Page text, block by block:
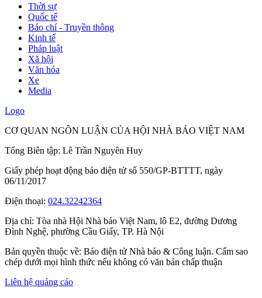
Thời sự
Quốc tế
Báo chí - Truyền thông
Kinh tế
Pháp luật
Xã hội
Văn hóa
Xe
Media
Logo
CƠ QUAN NGÔN LUẬN CỦA HỘI NHÀ BÁO VIỆT NAM
Tổng Biên tập: Lê Trần Nguyên Huy
Giấy phép hoạt động báo điện tử số 550/GP-BTTTT, ngày
06/11/2017
Điện thoại: 024.32242364
Địa chỉ: Tòa nhà Hội Nhà báo Việt Nam, lô E2, đường Dương
Đình Nghệ, phường Cầu Giấy, TP. Hà Nội
Bản quyền thuộc về: Báo điện tử Nhà báo & Công luận. Cấm sao
chép dưới mọi hình thức nếu không có văn bản chấp thuận
Liên hệ quảng cáo